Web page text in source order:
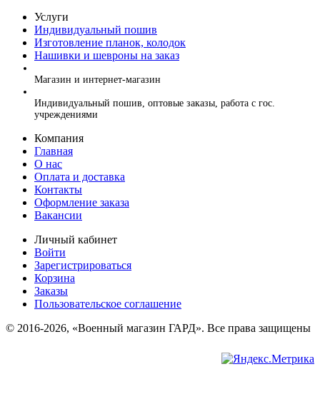
Услуги
Индивидуальный пошив
Изготовление планок, колодок
Нашивки и шевроны на заказ
Магазин и интернет-магазин
Индивидуальный пошив, оптовые заказы, работа с гос.
учреждениями
Компания
Главная
О нас
Оплата и доставка
Контакты
Оформление заказа
Вакансии
Личный кабинет
Войти
Зарегистрироваться
Корзина
Заказы
Пользовательское соглашение
© 2016-2026, «Военный магазин ГАРД». Все права защищены